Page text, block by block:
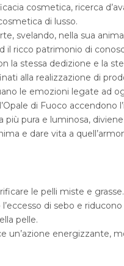
cosmetica, ricerca
di lusso.
svelando, nella sua
il ricco patrimonio di
la stessa dedizione e la
alla realizzazione di
le emozioni legate ad
di Fuoco
più pura e luminosa,
e dare vita a
le pelli miste e grasse.
di sebo e
pelle.
un’azione energizzante,